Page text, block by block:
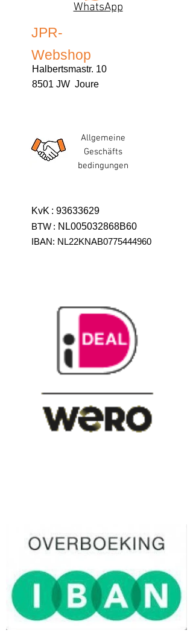
WhatsApp
JPR-
Webshop
Halbertsmastr. 10
8501 JW Joure
Allgemeine
Geschäfts
bedingungen
KvK : 93633629
BTW : NL005032868B60
IBAN: NL22KNAB0775444960